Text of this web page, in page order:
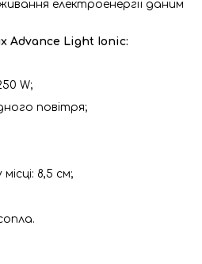
електроенергії даним
Advance Light Ionic:
W;
повітря;
8,5 см;